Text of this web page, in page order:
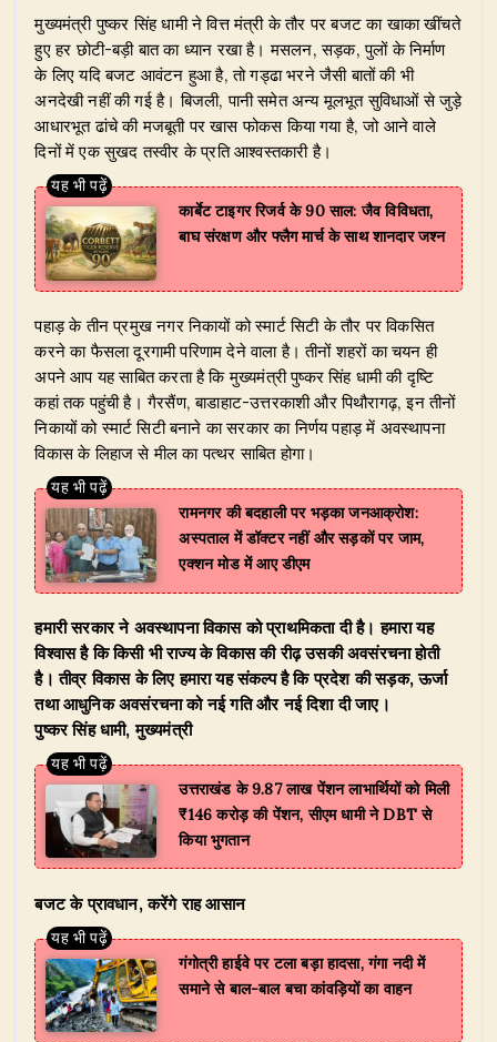
मुख्यमंत्री पुष्कर सिंह धामी ने वित्त मंत्री के तौर पर बजट का खाका खींचते
हुए हर छोटी-बड़ी बात का ध्यान रखा है। मसलन, सड़क, पुलों के निर्माण
के लिए यदि बजट आवंटन हुआ है, तो गड्ढा भरने जैसी बातों की भी
अनदेखी नहीं की गई है। बिजली, पानी समेत अन्य मूलभूत सुविधाओं से जुड़े
आधारभूत ढांचे की मजबूती पर खास फोकस किया गया है, जो आने वाले
दिनों में एक सुखद तस्वीर के प्रति आश्वस्तकारी है।
कार्बेट टाइगर रिजर्व के 90 साल: जैव विविधता,
बाघ संरक्षण और फ्लैग मार्च के साथ शानदार जश्न
पहाड़ के तीन प्रमुख नगर निकायों को स्मार्ट सिटी के तौर पर विकसित
करने का फैसला दूरगामी परिणाम देने वाला है। तीनों शहरों का चयन ही
अपने आप यह साबित करता है कि मुख्यमंत्री पुष्कर सिंह धामी की दृष्टि
कहां तक पहुंची है। गैरसैंण, बाडाहाट-उत्तरकाशी और पिथौरागढ़, इन तीनों
निकायों को स्मार्ट सिटी बनाने का सरकार का निर्णय पहाड़ में अवस्थापना
विकास के लिहाज से मील का पत्थर साबित होगा।
रामनगर की बदहाली पर भड़का जनआक्रोश:
अस्पताल में डॉक्टर नहीं और सड़कों पर जाम,
एक्शन मोड में आए डीएम
हमारी सरकार ने अवस्थापना विकास को प्राथमिकता दी है। हमारा यह
विश्वास है कि किसी भी राज्य के विकास की रीढ़ उसकी अवसंरचना होती
है। तीव्र विकास के लिए हमारा यह संकल्प है कि प्रदेश की सड़क, ऊर्जा
तथा आधुनिक अवसंरचना को नई गति और नई दिशा दी जाए।
पुष्कर सिंह धामी, मुख्यमंत्री
उत्तराखंड के 9.87 लाख पेंशन लाभार्थियों को मिली
₹146 करोड़ की पेंशन, सीएम धामी ने DBT से
किया भुगतान
बजट के प्रावधान, करेंगे राह आसान
गंगोत्री हाईवे पर टला बड़ा हादसा, गंगा नदी में
समाने से बाल-बाल बचा कांवड़ियों का वाहन